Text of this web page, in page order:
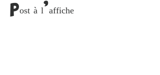
Post à l'affiche